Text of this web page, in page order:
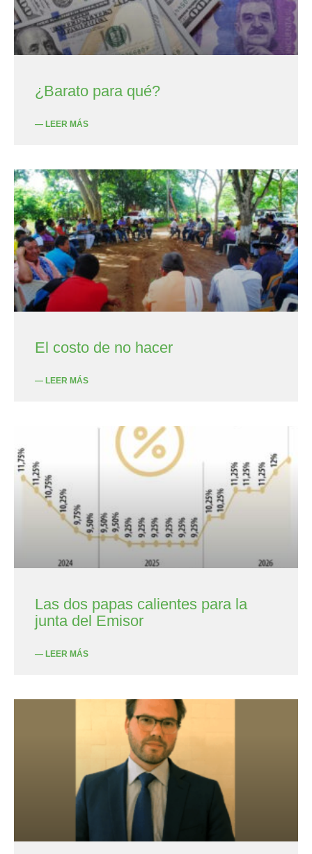
¿Barato para qué?
— LEER MÁS
El costo de no hacer
— LEER MÁS
Las dos papas calientes para la
junta del Emisor
— LEER MÁS